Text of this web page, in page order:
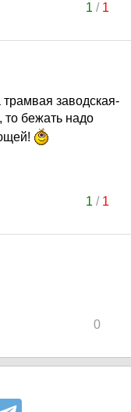
1 / 1
заводская-
то бежать надо
1 / 1
0